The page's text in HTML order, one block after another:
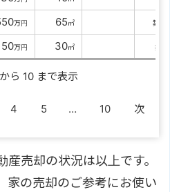
万円 65㎡ 築
万円 30㎡ 築
ら 10 まで表示
4 5 … 10 次
売却の状況は以上です。
家の売却のご参考にお使い